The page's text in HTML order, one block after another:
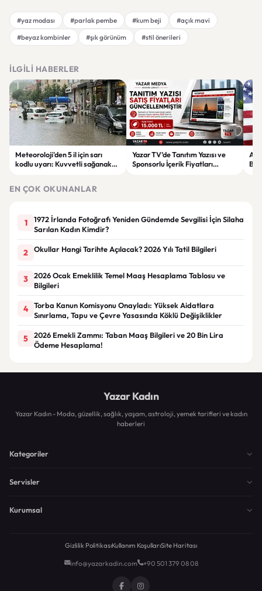
#yaz modası #parlak pembe #kum beji
#açık mavi
#beyaz kombinler
#şık görünüm #stil önerileri
İLGILI HABERLER
Meteoroloji'den 5 il için sarı
kodlu uyarı: Kuvvetli sağanak
Yazar TV’de Tanıtım Yazısı ve
Sponsorlu İçerik Fiyatları
EN ÇOK OKUNANLAR
1
1972 İrlanda Fotoğrafı Yeniden Gündemde Sevgilisi İçin Silaha
Sarılan Kadın Kimdir?
2 Okullar Hangi Tarihte Açılacak? 2026 Yılı Tatil Bilgileri
3
2026 Ocak Emeklilik Temel Maaş Hesaplama Tablosu ve
Bilgileri
4
Torba Kanun Komisyonu Onayladı: Yüksek Aidatlara
Sınırlama, Tapu ve Çevre Yasasında Köklü Değişiklikler
5
2026 Emekli Zammı: Taban Maaş Bilgileri ve 20 Bin Lira
Ödeme Hesaplama!
Yazar Kadın
Yazar Kadın - Moda, güzellik, sağlık, yaşam, astroloji, yemek tarifleri ve kadın
haberleri
Kategoriler
Servisler
Kurumsal
Gizlilik PolitikasıKullanım KoşullarıSite Haritası
info@yazarkadin.com +90 501 379 08 08